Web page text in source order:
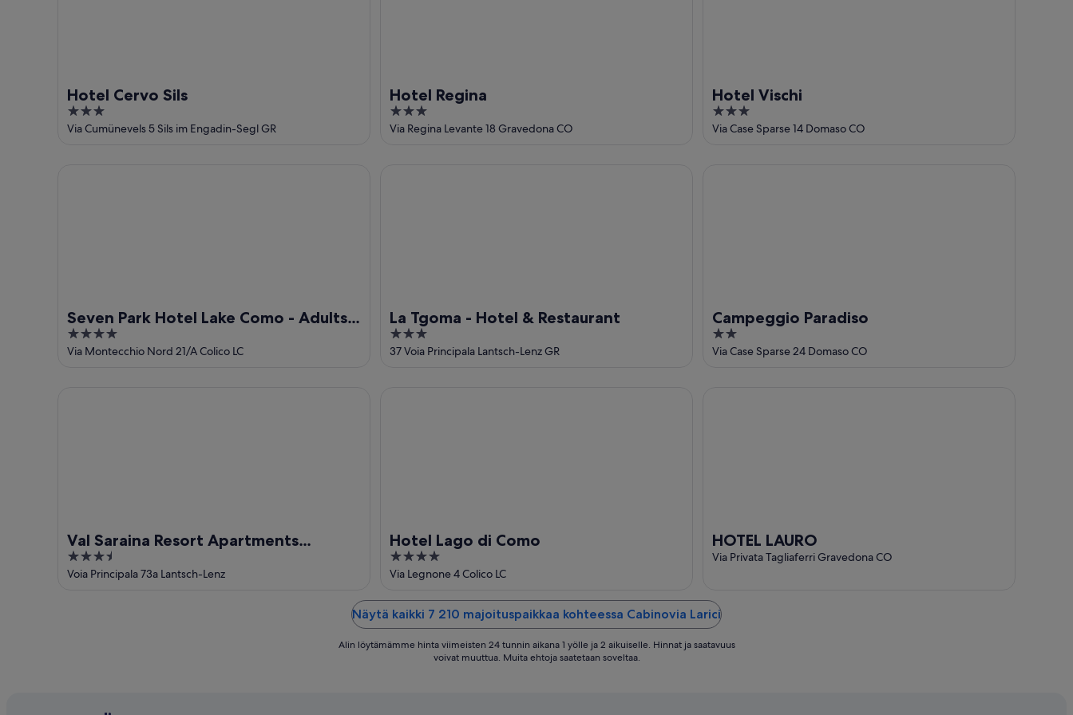
Hotel Cervo Sils
3
out
Via Cumünevels 5 Sils im Engadin-Segl GR
Hotel Regina
3
out
Via Regina Levante 18 Gravedona CO
Hotel Vischi
3
out
Via Case Sparse 14 Domaso CO
Seven Park Hotel Lake Como - Adults
Only
4
out
Via Montecchio Nord 21/A Colico LC
La Tgoma - Hotel & Restaurant
3
out
37 Voia Principala Lantsch-Lenz GR
Campeggio Paradiso
2
out
Via Case Sparse 24 Domaso CO
Val Saraina Resort Apartments
Lenzerheide
3.5
out
Voia Principala 73a Lantsch-Lenz
Hotel Lago di Como
4
out
5
Via Legnone 4 Colico LC
HOTEL LAURO
Via Privata Tagliaferri Gravedona CO
Näytä kaikki 7 210 majoituspaikkaa kohteessa Cabinovia Larici
Alin löytämämme hinta viimeisten 24 tunnin aikana 1 yölle ja 2 aikuiselle. Hinnat ja saatavuus
voivat muuttua. Muita ehtoja saatetaan soveltaa.